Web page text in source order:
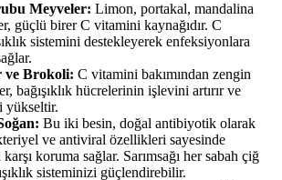
Meyveler: Limon, portakal, mandalina
güçlü birer C vitamini kaynağıdır. C
sistemini destekleyerek enfeksiyonlara
ve Brokoli: C vitamini bakımından zengin
bağışıklık hücrelerinin işlevini artırır ve
yükseltir.
Bu iki besin, doğal antibiyotik olarak
ve antiviral özellikleri sayesinde
koruma sağlar. Sarımsağı her sabah çiğ
sisteminizi güçlendirebilir.